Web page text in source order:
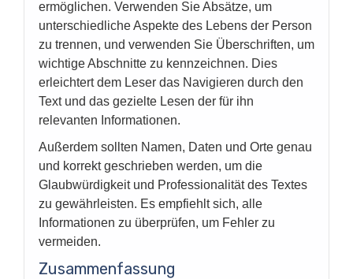
ermöglichen. Verwenden Sie Absätze, um
unterschiedliche Aspekte des Lebens der Person
zu trennen, und verwenden Sie Überschriften, um
wichtige Abschnitte zu kennzeichnen. Dies
erleichtert dem Leser das Navigieren durch den
Text und das gezielte Lesen der für ihn
relevanten Informationen.
Außerdem sollten Namen, Daten und Orte genau
und korrekt geschrieben werden, um die
Glaubwürdigkeit und Professionalität des Textes
zu gewährleisten. Es empfiehlt sich, alle
Informationen zu überprüfen, um Fehler zu
vermeiden.
Zusammenfassung